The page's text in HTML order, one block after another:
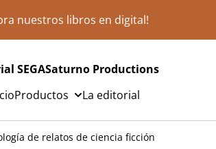
nuestros libros en digital!
SEGASaturno Productions
Productos La editorial
de relatos de ciencia ficción